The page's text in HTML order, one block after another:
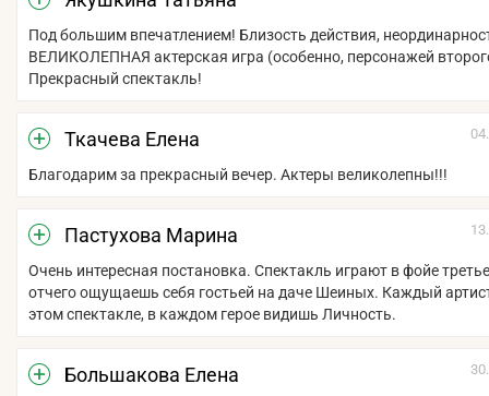
Под большим впечатлением! Близость действия,
ВЕЛИКОЛЕПНАЯ актерская игра (особенно, персонажей
Прекрасный спектакль!
Ткачева Елена
Благодарим за прекрасный вечер. Актеры великолепны!!!
Пастухова Марина
Очень интересная постановка. Спектакль играют в фойе
отчего ощущаешь себя гостьей на даче Шеиных. Каждый
этом спектакле, в каждом герое видишь Личность.
Большакова Елена